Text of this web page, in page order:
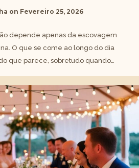
on Fevereiro 25, 2026
depende apenas da escovagem
O que se come ao longo do dia
que parece, sobretudo quando…